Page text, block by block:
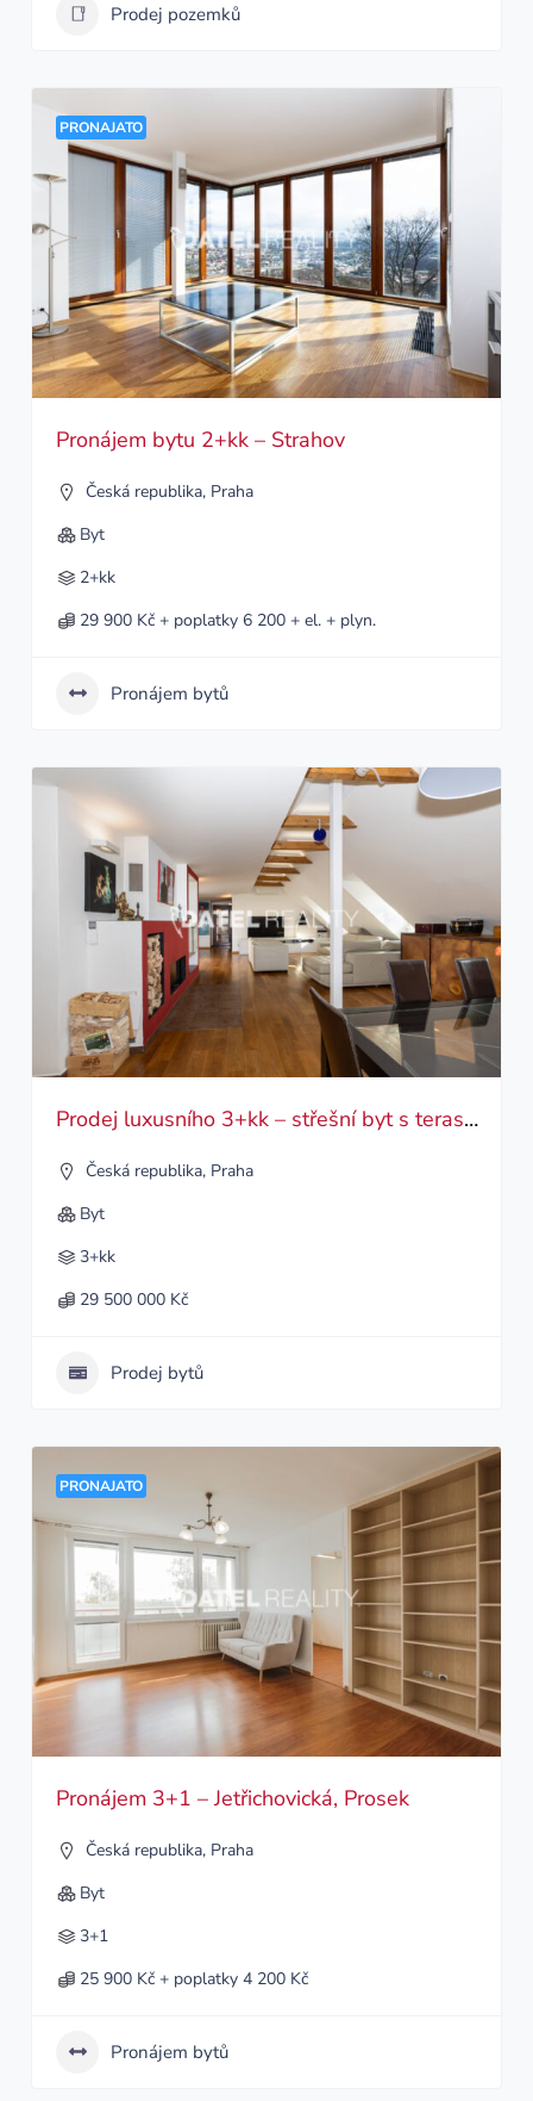
Prodej pozemků
PRONAJATO
Pronájem bytu 2+kk – Strahov
Česká republika, Praha
Byt
2+kk
29 900 Kč + poplatky 6 200 + el. + plyn.
Pronájem bytů
Prodej luxusního 3+kk – střešní byt s terasou
Česká republika, Praha
Byt
3+kk
29 500 000 Kč
Prodej bytů
PRONAJATO
Pronájem 3+1 – Jetřichovická, Prosek
Česká republika, Praha
Byt
3+1
25 900 Kč + poplatky 4 200 Kč
Pronájem bytů